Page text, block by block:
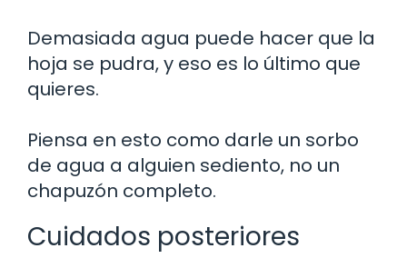
Demasiada agua puede hacer que la
hoja se pudra, y eso es lo último que
quieres.
Piensa en esto como darle un sorbo
de agua a alguien sediento, no un
chapuzón completo.
Cuidados posteriores